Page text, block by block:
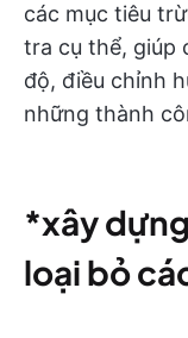
các mục tiêu
tra cụ thể, giúp
độ, điều chỉnh
những thành
*xây
loại bỏ